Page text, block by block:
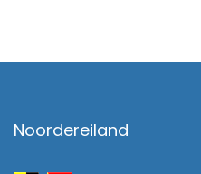
Noordereiland